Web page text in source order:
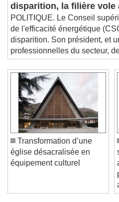
disparition, la filière vole
POLITIQUE. Le Conseil
de l'efficacité énergétique
disparition. Son président, et
professionnelles du secteur,
Transformation d’une
église désacralisée en
équipement culturel